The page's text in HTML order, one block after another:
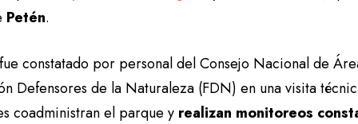
Petén.
constatado por personal del Consejo Nacional de
Defensores de la Naturaleza (FDN) en una visita
coadministran el parque y realizan monitoreos